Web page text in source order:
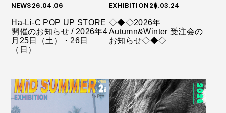
NEWS26.04.06
Ha-Li-C POP UP STORE
開催のお知らせ / 2026年4
月25日（土）・26日
（日）
EXHIBITION26.03.24
◇◆◇2026年
Autumn&Winter 受注会の
お知らせ◇◆◇